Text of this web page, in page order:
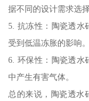
据不同的设计需求选
5. 抗冻性：陶瓷透水
受到低温冻胀的影响。
6. 环保性：陶瓷透水
中产生有害气体。
总的来说，陶瓷透水